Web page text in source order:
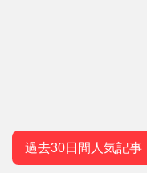
過去30日間人気記事